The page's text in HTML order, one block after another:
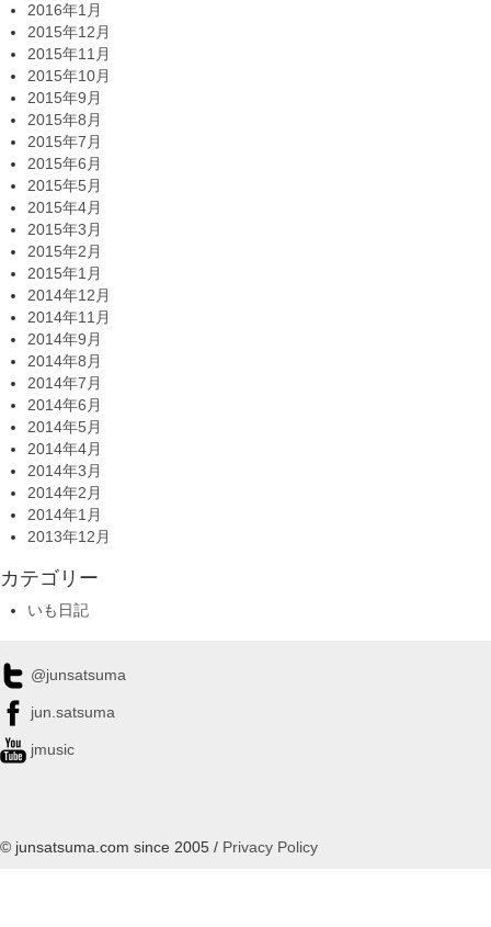
2016年1月
2015年12月
2015年11月
2015年10月
2015年9月
2015年8月
2015年7月
2015年6月
2015年5月
2015年4月
2015年3月
2015年2月
2015年1月
2014年12月
2014年11月
2014年9月
2014年8月
2014年7月
2014年6月
2014年5月
2014年4月
2014年3月
2014年2月
2014年1月
2013年12月
カテゴリー
いも日記
@junsatsuma
jun.satsuma
jmusic
© junsatsuma.com since 2005 / Privacy Policy